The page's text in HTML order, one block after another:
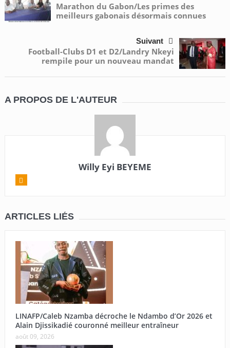
Marathon du Gabon/Les primes des
meilleurs gabonais désormais connues
Suivant
Football-Clubs D1 et D2/Landry Nkeyi
rempile pour un nouveau mandat
A PROPOS DE L'AUTEUR
Willy Eyi BEYEME
ARTICLES LIÉS
LINAFP/Caleb Nzamba décroche le Ndambo d’Or 2026 et
Alain Djissikadié couronné meilleur entraîneur
août 09, 2026